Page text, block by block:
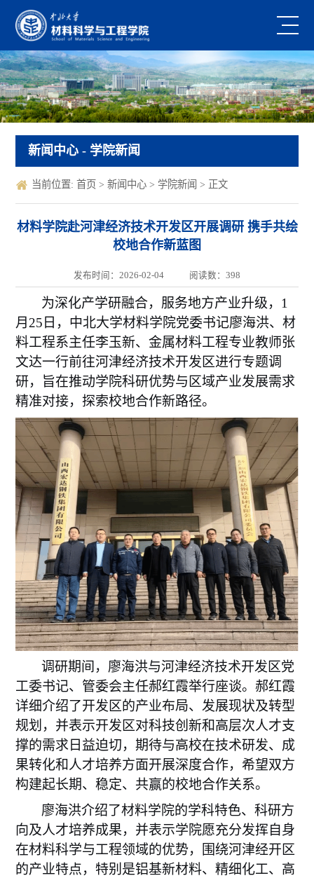
新闻中心 - 学院新闻
当前位置: 首页 > 新闻中心 > 学院新闻 > 正文
材料学院赴河津经济技术开发区开展调研 携手共绘
校地合作新蓝图
发布时间：2026-02-04 阅读数： 398
为深化产学研融合，服务地方产业升级， 1
月25日，中北大学材料学院党委书记廖海洪、材
料工程系主任李玉新、金属材料工程专业教师张
文达一行前往河津经济技术开发区进行专题调
研，旨在推动学院科研优势与区域产业发展需求
精准对接，探索校地合作新路径。
调研期间，廖海洪与河津经济技术开发区党
工委书记、管委会主任郝红霞举行座谈。郝红霞
详细介绍了开发区的产业布局、发展现状及转型
规划 ，并表示开发区对科技创新和高层次人才支
撑的需求日益迫切，期待与高校在技术研发、成
果转化和人才培养方面开展深度合作，希望双方
构建起长期、稳定、共赢的校地合作关系。
廖海洪介绍了材料学院的学科特色、科研方
向及人才培养成果，并表示学院愿充分发挥自身
在材料科学与工程领域的优势，围绕河津经开区
的产业特点，特别是铝基新材料、精细化工、高